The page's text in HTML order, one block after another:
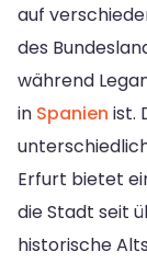
auf
des
während
in Spanien ist.
Erfurt bietet
die Stadt seit
historische